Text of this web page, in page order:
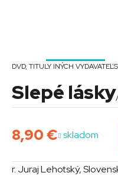
DVD, TITULY INÝCH
Slepé lásky
8,90€ skladom
r. Juraj Lehotský,